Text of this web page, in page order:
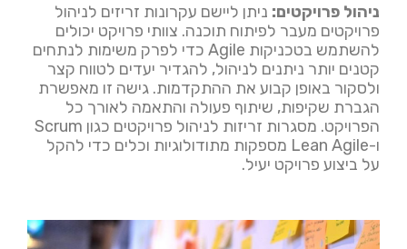
ניהול פרויקטים: ניתן ליישם עקרונות זריזים לניהול
פרויקטים מעבר לפיתוח תוכנה. צוותי פרויקט יכולים
להשתמש בטכניקות Agile כדי לפרק משימות לנתחים
קטנים יותר ניתנים לניהול, להגדיר יעדים לטווח קצר
ולסקור באופן קבוע את ההתקדמות. גישה זו מאפשרת
הגברת שקיפות, שיתוף פעולה והתאמה לאורך כל
הפרויקט. מסגרות זריזות לניהול פרויקטים כגון Scrum
ו-Lean Agile מספקות מתודולוגיות וכלים כדי להקל
על ביצוע פרויקט יעיל.